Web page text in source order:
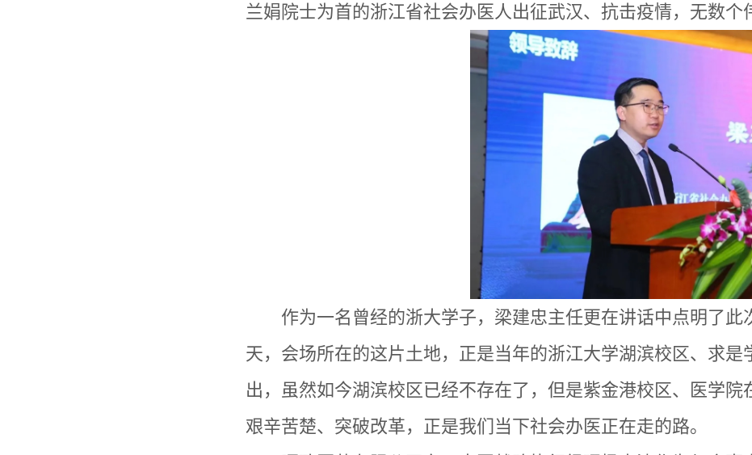
兰娟院士为首的浙江省社会办医人出征武汉、抗击疫情，无数个
作为一名曾经的浙大学子，梁建忠主任更在讲话中点明了此
天，会场所在的这片土地，正是当年的浙江大学湖滨校区、求
出，虽然如今湖滨校区已经不存在了，但是紫金港校区、医学
艰辛苦楚、突破改革，正是我们当下社会办医正在走的路。